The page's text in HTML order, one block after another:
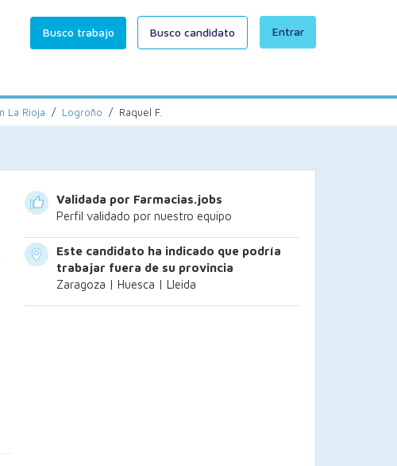
Entrar
Busco trabajo Busco candidato
La Rioja / Logroño / Raquel F.
Validada por Farmacias.jobs
Perfil validado por nuestro equipo
Este candidato ha indicado que podría
trabajar fuera de su provincia
Zaragoza | Huesca | Lleida